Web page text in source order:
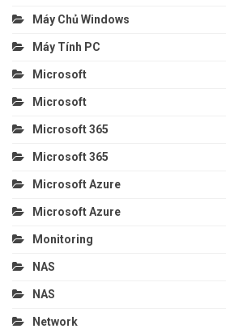
Máy Chủ Windows
Máy Tính PC
Microsoft
Microsoft
Microsoft 365
Microsoft 365
Microsoft Azure
Microsoft Azure
Monitoring
NAS
NAS
Network